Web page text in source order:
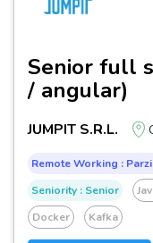
Senior full
/ angular)
JUMPIT S.R.L.
Remote Working :
Seniority : Senior
Docker
Kafka